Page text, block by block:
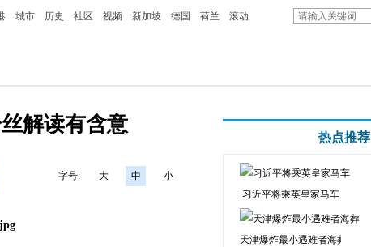
城市 历史 社区 视频 新加坡 德国 荷兰 滚动
解读有含意
字号: 大 中 小
热点推荐
习近平将乘英皇家马车
天津爆炸最小遇难者海葬